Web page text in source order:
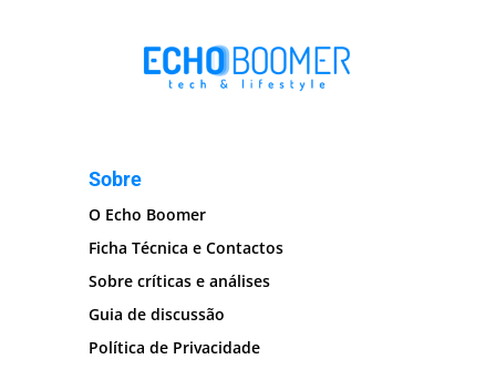
Sobre
O Echo Boomer
Ficha Técnica e Contactos
Sobre críticas e análises
Guia de discussão
Política de Privacidade